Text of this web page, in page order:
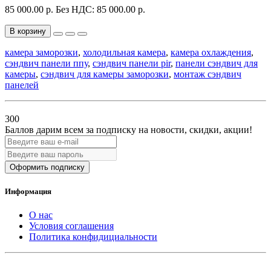
85 000.00 р. Без НДС: 85 000.00 р.
В корзину
камера заморозки, холодильная камера, камера охлаждения,
сэндвич панели ппу, сэндвич панели pir, панели сэндвич для
камеры, сэндвич для камеры заморозки, монтаж сэндвич
панелей
300
Баллов дарим всем за подписку на новости, скидки, акции!
Оформить подписку
Информация
О нас
Условия соглашения
Политика конфидициальности